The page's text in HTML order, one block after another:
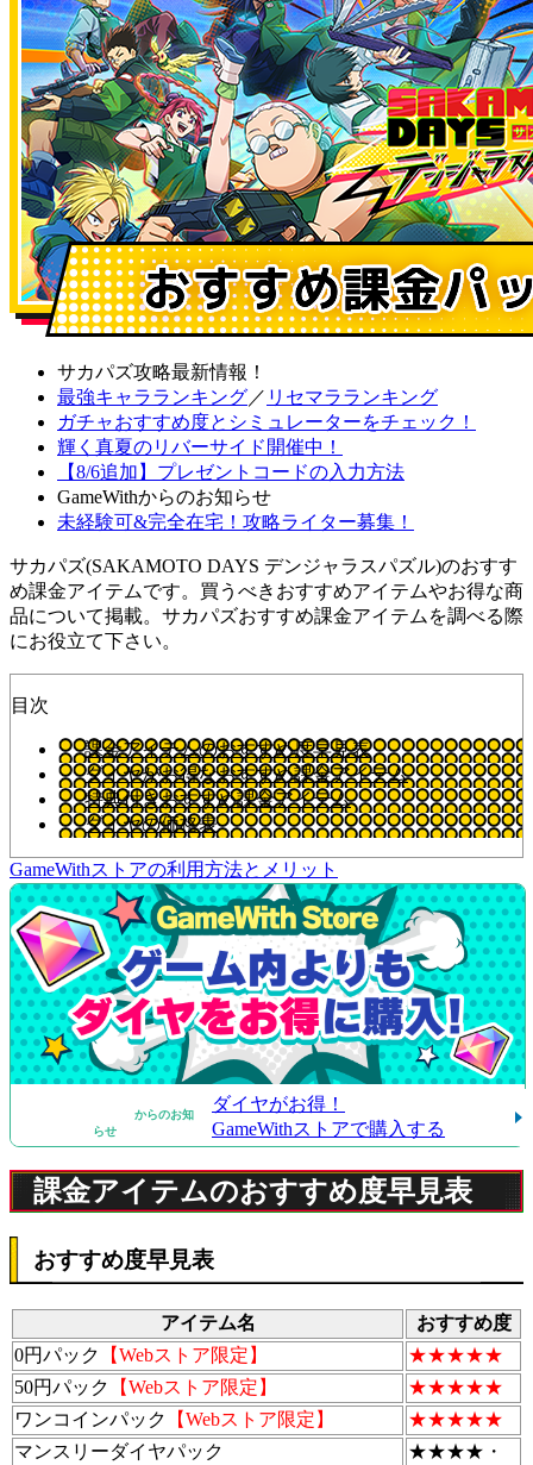
サカパズ攻略最新情報！
最強キャラランキング／ リセマラランキング
ガチャおすすめ度とシミュレーターをチェック！
輝く真夏のリバーサイド開催中！
【8/6追加】プレゼントコードの入力方法
GameWithからのお知らせ
未経験可&完全在宅！攻略ライター募集！
サカパズ(SAKAMOTO DAYS デンジャラスパズル)のおすす
め課金アイテムです。買うべきおすすめアイテムやお得な商
品について掲載。サカパズおすすめ課金アイテムを調べる際
にお役立て下さい。
目次
課金アイテムのおすすめ度早見表
ダイヤがお得なおすすめ課金アイテム
特典付きおすすめ課金アイテム
ダイヤの価格表
GameWithストアの利用方法とメリット
からのお知
らせ
ダイヤがお得！
GameWithストアで購入する
課金アイテムのおすすめ度早見表
おすすめ度早見表
アイテム名
おすすめ度
0円パック
【Webストア限定】
★★★★★
50円パック
【Webストア限定】
★★★★★
ワンコインパック
【Webストア限定】
★★★★★
マンスリーダイヤパック
★★★★・